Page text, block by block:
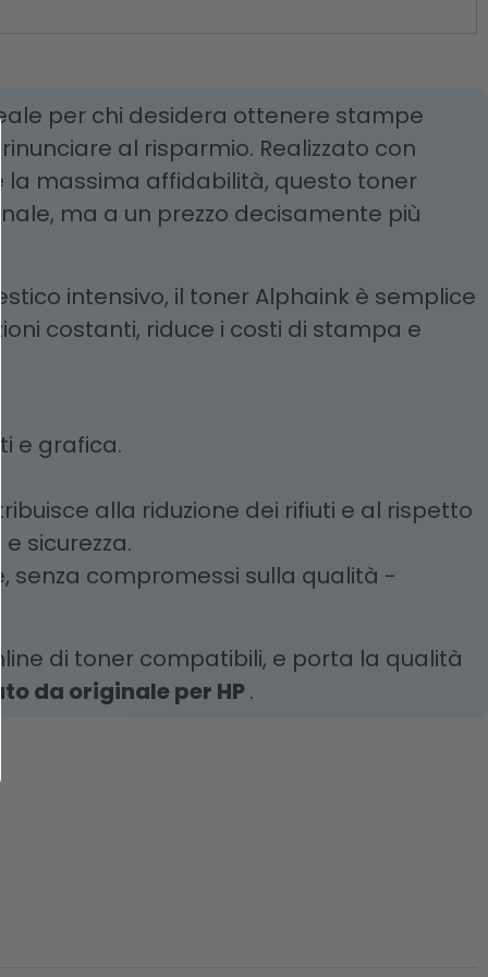
per chi desidera ottenere stampe
al risparmio. Realizzato con
massima affidabilità, questo toner
ma a un prezzo decisamente più
intensivo, il toner Alphaink è semplice
costanti, riduce i costi di stampa e
e grafica.
alla riduzione dei rifiuti e al rispetto
sicurezza.
senza compromessi sulla qualità -
di toner compatibili, e porta la qualità
da originale per HP.